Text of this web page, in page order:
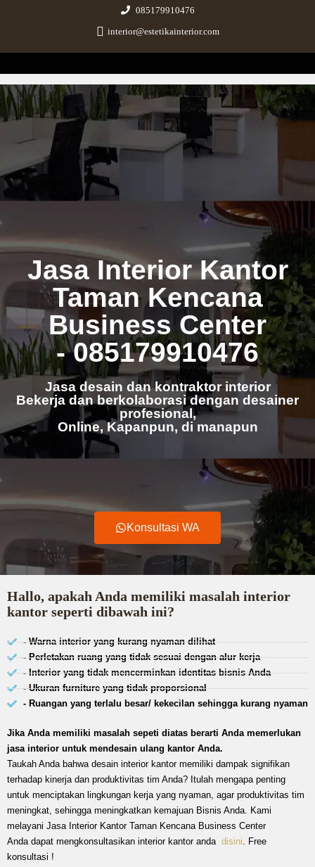
085179910476
interior@estetikainterior.com
Estetika Interior
Design & Build Consultant
Jasa Interior Kantor
Taman Kencana
Business Center
- 085179910476
Jasa desain dan kontraktor interior
Bekerja dan berkolaborasi dengan desainer
profesional,
Online, Kapanpun, di manapun
Konsultasi WA
Hallo, apakah Anda memiliki masalah interior
kantor seperti dibawah ini?
- Warna interior yang kurang nyaman dilihat
- Perletakan ruang yang tidak sesuai dengan alur kerja
- Interior yang tidak mencerminkan identitas bisnis Anda
- Ukuran furniture yang tidak proporsional
- Ruangan yang terlalu besar/ kekecilan sehingga kurang nyaman
Jika Anda memiliki masalah sepeti diatas berarti Anda memerlukan
jasa interior untuk mendesain ulang kantor Anda.
Taukah Anda bahwa desain interior kantor memiliki dampak signifikan
terhadap kinerja dan produktivitas tim Anda? Itulah mengapa penting
untuk menciptakan lingkungan kerja yang nyaman, agar produktivitas tim
meningkat, sehingga meningkatkan kemajuan Bisnis Anda. Kami
melayani Jasa Interior Kantor Taman Kencana Business Center
Anda dapat mengkonsultasikan interior kantor anda disini. Free
konsultasi !